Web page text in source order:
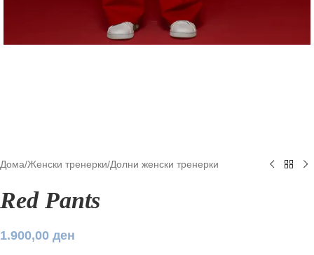
Дома/Женски тренерки/Долни женски тренерки
Red Pants
1.900,00 ден